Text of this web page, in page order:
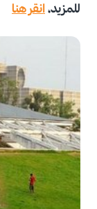
للمزيد،انقر هنا